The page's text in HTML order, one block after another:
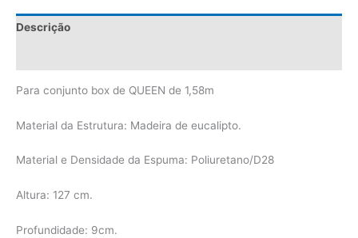
Descrição
Para conjunto box de QUEEN de 1,58m
Material da Estrutura: Madeira de eucalipto.
Material e Densidade da Espuma: Poliuretano/D28
Altura: 127 cm.
Profundidade: 9cm.